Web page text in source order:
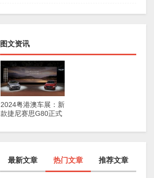
图文资讯
2024粤港澳车展：新
款捷尼赛思G80正式
最新文章 热门文章 推荐文章